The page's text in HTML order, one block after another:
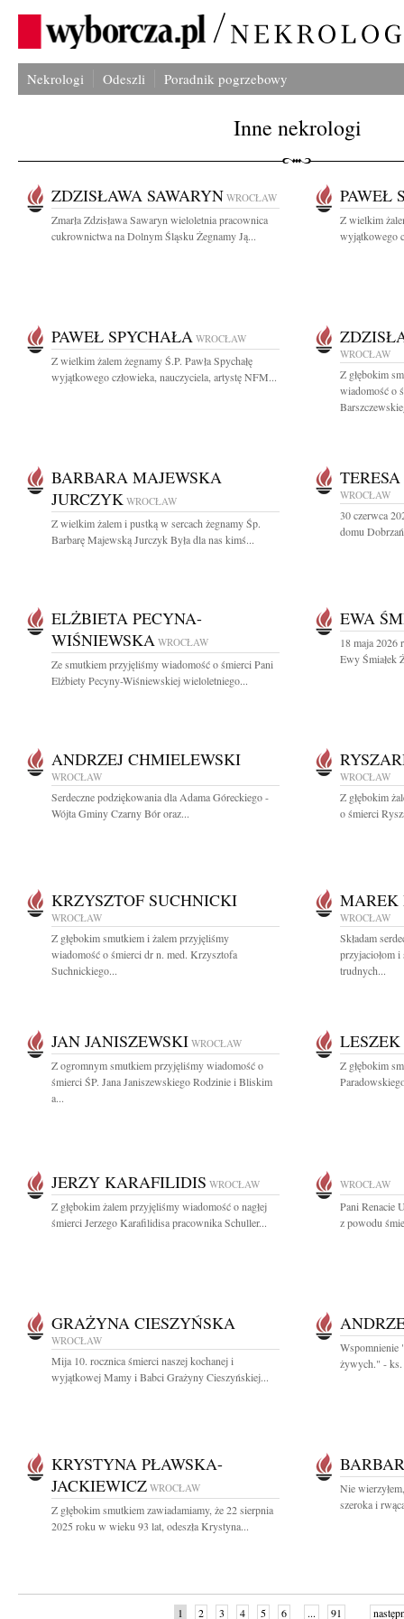
Nekrologi Odeszli Poradnik pogrzebowy
Inne nekrologi
ZDZISŁAWA SAWARYN WROCŁAW
Zmarła Zdzisława Sawaryn wieloletnia pracownica
cukrownictwa na Dolnym Śląsku Żegnamy Ją...
PAWEŁ
Z wielkim
wyjątkowego
PAWEŁ SPYCHAŁA WROCŁAW
Z wielkim żalem żegnamy Ś.P. Pawła Spychałę
wyjątkowego człowieka, nauczyciela, artystę NFM...
WROCŁAW
Z głębokim
wiadomość o
BARBARA MAJEWSKA
JURCZYK WROCŁAW
Z wielkim żalem i pustką w sercach żegnamy Śp.
Barbarę Majewską Jurczyk Była dla nas kimś...
WROCŁAW
30 czerwca
domu
ELŻBIETA PECYNA-
WIŚNIEWSKA WROCŁAW
Ze smutkiem przyjęliśmy wiadomość o śmierci Pani
Elżbiety Pecyny-Wiśniewskiej wieloletniego...
EWA
18 maja 2026
Ewy Śmiałek
ANDRZEJ CHMIELEWSKI
WROCŁAW
Serdeczne podziękowania dla Adama Góreckiego -
Wójta Gminy Czarny Bór oraz...
WROCŁAW
Z głębokim
o śmierci
KRZYSZTOF SUCHNICKI
WROCŁAW
Z głębokim smutkiem i żalem przyjęliśmy
wiadomość o śmierci dr n. med. Krzysztofa
Suchnickiego...
MAREK
WROCŁAW
Składam
przyjaciołom
trudnych...
JAN JANISZEWSKI WROCŁAW
Z ogromnym smutkiem przyjęliśmy wiadomość o
śmierci ŚP. Jana Janiszewskiego Rodzinie i Bliskim
a...
Z głębokim
JERZY KARAFILIDIS WROCŁAW
Z głębokim żalem przyjęliśmy wiadomość o nagłej
śmierci Jerzego Karafilidisa pracownika Schuller...
WROCŁAW
Pani Renacie
z powodu
GRAŻYNA CIESZYŃSKA
WROCŁAW
Mija 10. rocznica śmierci naszej kochanej i
wyjątkowej Mamy i Babci Grażyny Cieszyńskiej...
Wspomnienie
żywych." - ks.
KRYSTYNA PŁAWSKA-
JACKIEWICZ WROCŁAW
Z głębokim smutkiem zawiadamiamy, że 22 sierpnia
2025 roku w wieku 93 lat, odeszła Krystyna...
Nie
szeroka i
1 2 3 4 5 6 ... 91